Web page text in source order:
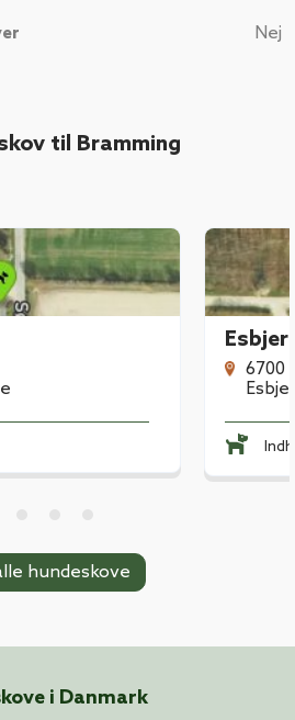
Nej
til Bramming
6700
hundeskove
i Danmark